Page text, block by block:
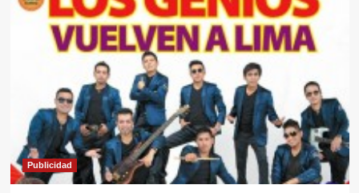
Publicidad